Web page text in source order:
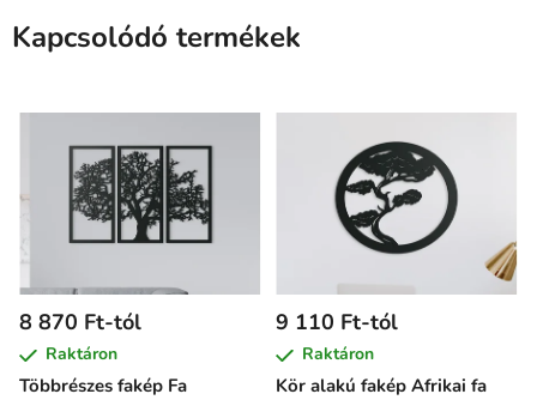
Kapcsolódó termékek
Többrészes fakép Fa
8 870 Ft-tól
Raktáron
Kör alakú fakép Afrikai fa
9 110 Ft-tól
Raktáron